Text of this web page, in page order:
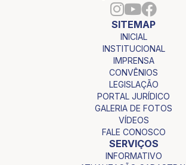
SITEMAP
INICIAL
INSTITUCIONAL
IMPRENSA
CONVÊNIOS
LEGISLAÇÃO
PORTAL JURÍDICO
GALERIA DE FOTOS
VÍDEOS
FALE CONOSCO
SERVIÇOS
INFORMATIVO